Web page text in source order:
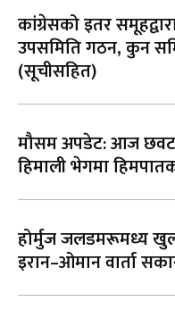
कांग्रेसको इतर
उपसमिति गठन, कुन
(सूचीसहित)
मौसम अपडेट: आज छवटा
हिमाली भेगमा
होर्मुज जलडमरूमध्य
इरान–ओमान वार्ता